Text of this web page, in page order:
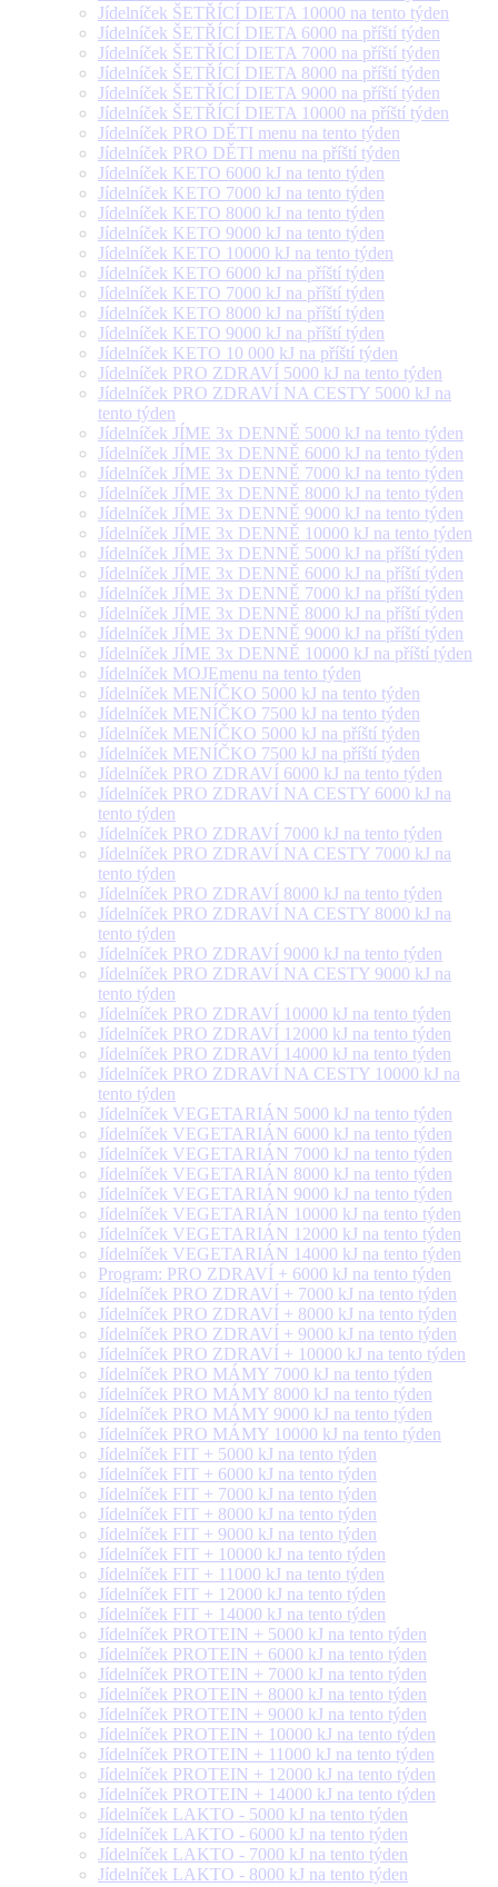
Jídelníček ŠETŘÍCÍ DIETA 10000 na tento týden
Jídelníček ŠETŘÍCÍ DIETA 6000 na příští týden
Jídelníček ŠETŘÍCÍ DIETA 7000 na příští týden
Jídelníček ŠETŘÍCÍ DIETA 8000 na příští týden
Jídelníček ŠETŘÍCÍ DIETA 9000 na příští týden
Jídelníček ŠETŘÍCÍ DIETA 10000 na příští týden
Jídelníček PRO DĚTI menu na tento týden
Jídelníček PRO DĚTI menu na příští týden
Jídelníček KETO 6000 kJ na tento týden
Jídelníček KETO 7000 kJ na tento týden
Jídelníček KETO 8000 kJ na tento týden
Jídelníček KETO 9000 kJ na tento týden
Jídelníček KETO 10000 kJ na tento týden
Jídelníček KETO 6000 kJ na příští týden
Jídelníček KETO 7000 kJ na příští týden
Jídelníček KETO 8000 kJ na příští týden
Jídelníček KETO 9000 kJ na příští týden
Jídelníček KETO 10 000 kJ na příští týden
Jídelníček PRO ZDRAVÍ 5000 kJ na tento týden
Jídelníček PRO ZDRAVÍ NA CESTY 5000 kJ na
tento týden
Jídelníček JÍME 3x DENNĚ 5000 kJ na tento týden
Jídelníček JÍME 3x DENNĚ 6000 kJ na tento týden
Jídelníček JÍME 3x DENNĚ 7000 kJ na tento týden
Jídelníček JÍME 3x DENNĚ 8000 kJ na tento týden
Jídelníček JÍME 3x DENNĚ 9000 kJ na tento týden
Jídelníček JÍME 3x DENNĚ 10000 kJ na tento týden
Jídelníček JÍME 3x DENNĚ 5000 kJ na příští týden
Jídelníček JÍME 3x DENNĚ 6000 kJ na příští týden
Jídelníček JÍME 3x DENNĚ 7000 kJ na příští týden
Jídelníček JÍME 3x DENNĚ 8000 kJ na příští týden
Jídelníček JÍME 3x DENNĚ 9000 kJ na příští týden
Jídelníček JÍME 3x DENNĚ 10000 kJ na příští týden
Jídelníček MOJEmenu na tento týden
Jídelníček MENÍČKO 5000 kJ na tento týden
Jídelníček MENÍČKO 7500 kJ na tento týden
Jídelníček MENÍČKO 5000 kJ na příští týden
Jídelníček MENÍČKO 7500 kJ na příští týden
Jídelníček PRO ZDRAVÍ 6000 kJ na tento týden
Jídelníček PRO ZDRAVÍ NA CESTY 6000 kJ na
tento týden
Jídelníček PRO ZDRAVÍ 7000 kJ na tento týden
Jídelníček PRO ZDRAVÍ NA CESTY 7000 kJ na
tento týden
Jídelníček PRO ZDRAVÍ 8000 kJ na tento týden
Jídelníček PRO ZDRAVÍ NA CESTY 8000 kJ na
tento týden
Jídelníček PRO ZDRAVÍ 9000 kJ na tento týden
Jídelníček PRO ZDRAVÍ NA CESTY 9000 kJ na
tento týden
Jídelníček PRO ZDRAVÍ 10000 kJ na tento týden
Jídelníček PRO ZDRAVÍ 12000 kJ na tento týden
Jídelníček PRO ZDRAVÍ 14000 kJ na tento týden
Jídelníček PRO ZDRAVÍ NA CESTY 10000 kJ na
tento týden
Jídelníček VEGETARIÁN 5000 kJ na tento týden
Jídelníček VEGETARIÁN 6000 kJ na tento týden
Jídelníček VEGETARIÁN 7000 kJ na tento týden
Jídelníček VEGETARIÁN 8000 kJ na tento týden
Jídelníček VEGETARIÁN 9000 kJ na tento týden
Jídelníček VEGETARIÁN 10000 kJ na tento týden
Jídelníček VEGETARIÁN 12000 kJ na tento týden
Jídelníček VEGETARIÁN 14000 kJ na tento týden
Program: PRO ZDRAVÍ + 6000 kJ na tento týden
Jídelníček PRO ZDRAVÍ + 7000 kJ na tento týden
Jídelníček PRO ZDRAVÍ + 8000 kJ na tento týden
Jídelníček PRO ZDRAVÍ + 9000 kJ na tento týden
Jídelníček PRO ZDRAVÍ + 10000 kJ na tento týden
Jídelníček PRO MÁMY 7000 kJ na tento týden
Jídelníček PRO MÁMY 8000 kJ na tento týden
Jídelníček PRO MÁMY 9000 kJ na tento týden
Jídelníček PRO MÁMY 10000 kJ na tento týden
Jídelníček FIT + 5000 kJ na tento týden
Jídelníček FIT + 6000 kJ na tento týden
Jídelníček FIT + 7000 kJ na tento týden
Jídelníček FIT + 8000 kJ na tento týden
Jídelníček FIT + 9000 kJ na tento týden
Jídelníček FIT + 10000 kJ na tento týden
Jídelníček FIT + 11000 kJ na tento týden
Jídelníček FIT + 12000 kJ na tento týden
Jídelníček FIT + 14000 kJ na tento týden
Jídelníček PROTEIN + 5000 kJ na tento týden
Jídelníček PROTEIN + 6000 kJ na tento týden
Jídelníček PROTEIN + 7000 kJ na tento týden
Jídelníček PROTEIN + 8000 kJ na tento týden
Jídelníček PROTEIN + 9000 kJ na tento týden
Jídelníček PROTEIN + 10000 kJ na tento týden
Jídelníček PROTEIN + 11000 kJ na tento týden
Jídelníček PROTEIN + 12000 kJ na tento týden
Jídelníček PROTEIN + 14000 kJ na tento týden
Jídelníček LAKTO - 5000 kJ na tento týden
Jídelníček LAKTO - 6000 kJ na tento týden
Jídelníček LAKTO - 7000 kJ na tento týden
Jídelníček LAKTO - 8000 kJ na tento týden